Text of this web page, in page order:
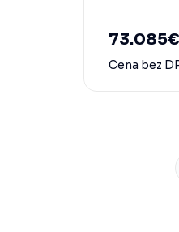
73.085€
Cena bez